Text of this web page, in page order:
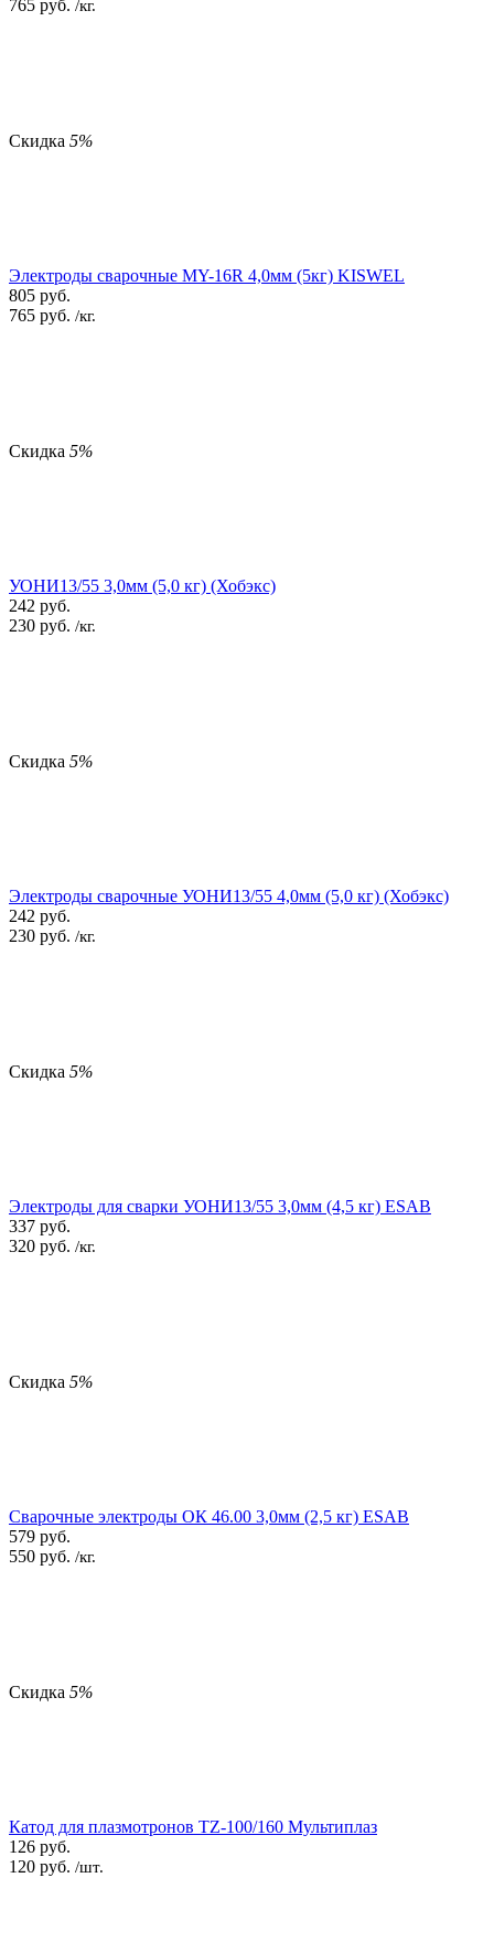
765 руб. /кг.
Скидка 5%
Электроды сварочные MY-16R 4,0мм (5кг) KISWEL
805 руб.
765 руб. /кг.
Скидка 5%
УОНИ13/55 3,0мм (5,0 кг) (Хобэкс)
242 руб.
230 руб. /кг.
Скидка 5%
Электроды сварочные УОНИ13/55 4,0мм (5,0 кг) (Хобэкс)
242 руб.
230 руб. /кг.
Скидка 5%
Электроды для сварки УОНИ13/55 3,0мм (4,5 кг) ESAB
337 руб.
320 руб. /кг.
Скидка 5%
Сварочные электроды ОК 46.00 3,0мм (2,5 кг) ESAB
579 руб.
550 руб. /кг.
Скидка 5%
Катод для плазмотронов TZ-100/160 Мультиплаз
126 руб.
120 руб. /шт.